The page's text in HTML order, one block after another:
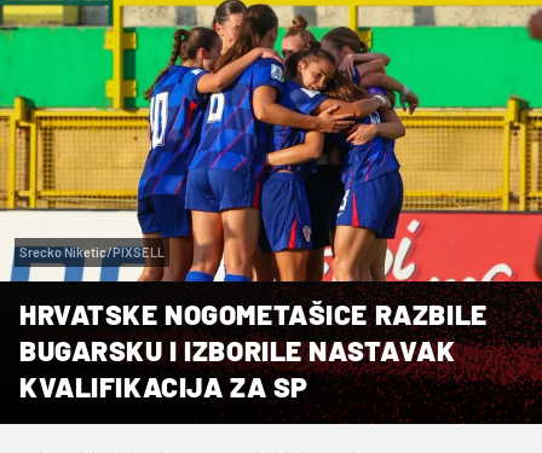
Srecko Niketic/PIXSELL
HRVATSKE NOGOMETAŠICE RAZBILE
BUGARSKU I IZBORILE NASTAVAK
KVALIFIKACIJA ZA SP